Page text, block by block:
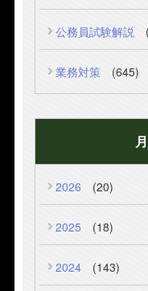
公務員試験解説
業務対策 (645)
2026 (20)
2025 (18)
2024 (143)